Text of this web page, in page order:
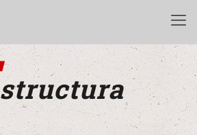
structura